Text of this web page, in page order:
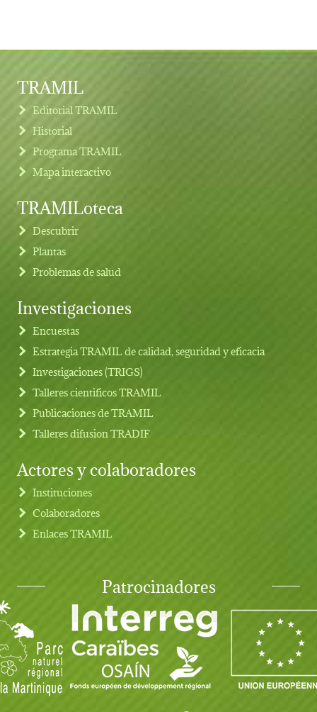
Footer menu
TRAMIL
Editorial TRAMIL
Historial
Programa TRAMIL
Mapa interactivo
TRAMILoteca
Descubrir
Plantas
Problemas de salud
Investigaciones
Encuestas
Estrategia TRAMIL de calidad, seguridad y eficacia
Investigaciones (TRIGS)
Talleres cientificos TRAMIL
Publicaciones de TRAMIL
Talleres difusion TRADIF
Actores y colaboradores
Instituciones
Colaboradores
Enlaces TRAMIL
Patrocinadores